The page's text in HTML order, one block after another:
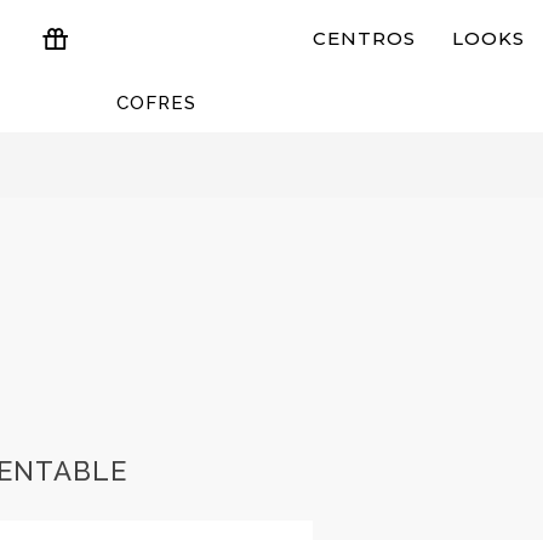
ESTUCHES Y REGALOS
CENTROS LOOKS
COFRES